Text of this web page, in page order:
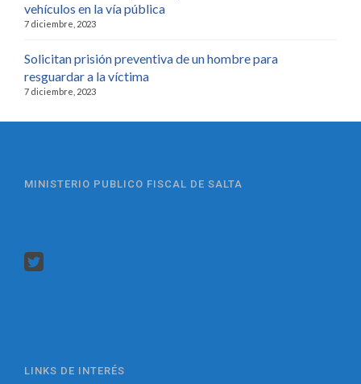
vehículos en la vía pública
7 diciembre, 2023
Solicitan prisión preventiva de un hombre para
resguardar a la víctima
7 diciembre, 2023
MINISTERIO PUBLICO FISCAL DE SALTA
LINKS DE INTERÉS